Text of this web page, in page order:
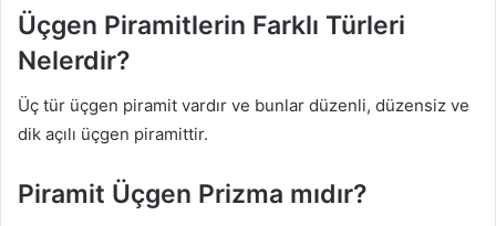
Üçgen Piramitlerin Farklı Türleri
Nelerdir?
Üç tür üçgen piramit vardır ve bunlar düzenli, düzensiz ve
dik açılı üçgen piramittir.
Piramit Üçgen Prizma mıdır?